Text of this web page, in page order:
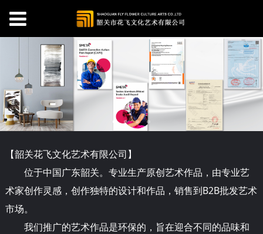
【韶关花飞文化艺术有限公司】
位于中国广东韶关。专业生产原创艺术作品，由专业艺
术家创作灵感，创作独特的设计和作品，销售到B2B批发艺术
市场。
我们推广的艺术作品是环保的，旨在迎合不同的品味和